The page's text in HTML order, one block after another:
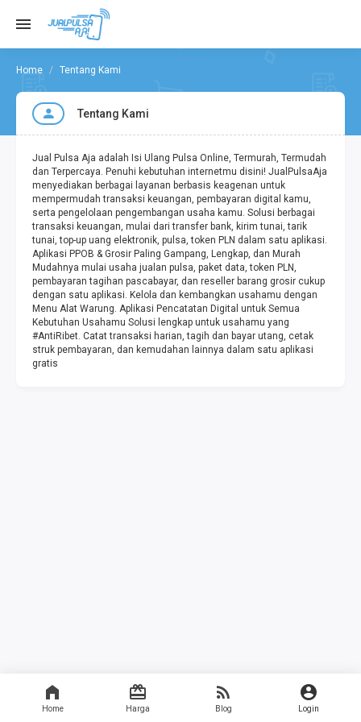
Home Harga Blog Login
Tentang Kami
Tentang Kami
Jual Pulsa Aja adalah Isi Ulang Pulsa Online, Termurah, Termudah
dan Terpercaya. Penuhi kebutuhan internetmu disini! JualPulsaAja
menyediakan berbagai layanan berbasis keagenan untuk
mempermudah transaksi keuangan, pembayaran digital kamu,
serta pengelolaan pengembangan usaha kamu. Solusi berbagai
transaksi keuangan, mulai dari transfer bank, kirim tunai, tarik
tunai, top-up uang elektronik, pulsa, token PLN dalam satu aplikasi.
Aplikasi PPOB & Grosir Paling Gampang, Lengkap, dan Murah
Mudahnya mulai usaha jualan pulsa, paket data, token PLN,
pembayaran tagihan pascabayar, dan reseller barang grosir cukup
dengan satu aplikasi. Kelola dan kembangkan usahamu dengan
Menu Alat Warung. Aplikasi Pencatatan Digital untuk Semua
Kebutuhan Usahamu Solusi lengkap untuk usahamu yang
#AntiRibet. Catat transaksi harian, tagih dan bayar utang, cetak
struk pembayaran, dan kemudahan lainnya dalam satu aplikasi
gratis